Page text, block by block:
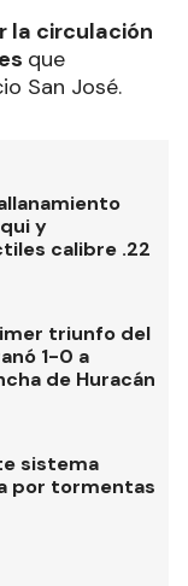
la circulación
que
San José.
y
calibre .22
triunfo del
1-0 a
de Huracán
sistema
por tormentas